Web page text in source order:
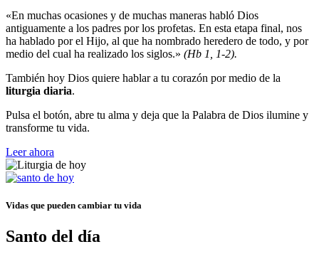
«En muchas ocasiones y de muchas maneras habló Dios
antiguamente a los padres por los profetas. En esta etapa final, nos
ha hablado por el Hijo, al que ha nombrado heredero de todo, y por
medio del cual ha realizado los siglos.» (Hb 1, 1-2).
También hoy Dios quiere hablar a tu corazón por medio de la
liturgia diaria.
Pulsa el botón, abre tu alma y deja que la Palabra de Dios ilumine y
transforme tu vida.
Leer ahora
Vidas que pueden cambiar tu vida
Santo del día